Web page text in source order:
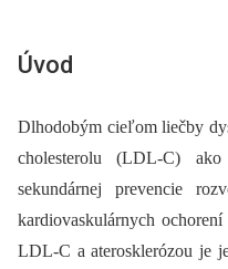
Úvod
Dlhodobým cieľom liečby
cholesterolu (LDL-C)
sekundárnej prevencie
kardiovaskulárnych
LDL-C a aterosklerózou je